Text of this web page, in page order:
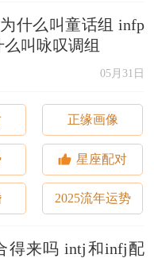
什么叫童话组 infp
么叫咏叹调组
05月31日
正缘画像
星座配对
2025流年运势
得来吗 intj和infj配